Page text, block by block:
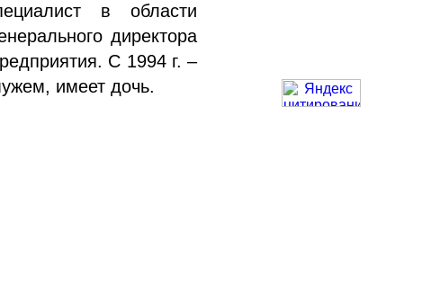
в области
директора
С 1994 г. –
имеет дочь.